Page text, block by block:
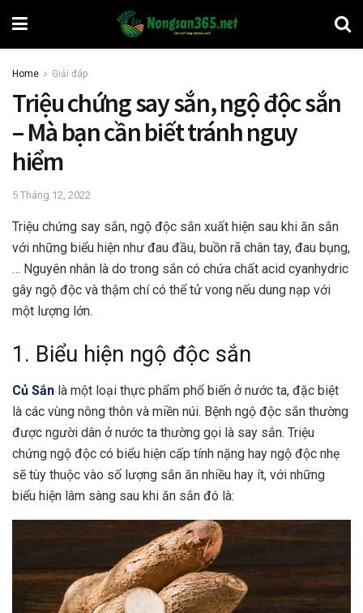
Home Giải đáp
Triệu chứng say sắn, ngộ độc sắn
– Mà bạn cần biết tránh nguy
hiểm
5 Tháng 12, 2022
Triệu chứng say sắn, ngộ độc sắn xuất hiện sau khi ăn sắn
với những biểu hiện như đau đầu, buồn rã chân tay, đau bụng,
… Nguyên nhân là do trong sắn có chứa chất acid cyanhydric
gây ngộ độc và thậm chí có thể tử vong nếu dung nạp với
một lượng lớn.
1. Biểu hiện ngộ độc sắn
Củ Sắn là một loại thực phẩm phổ biến ở nước ta, đặc biệt
là các vùng nông thôn và miền núi. Bệnh ngộ độc sắn thường
được người dân ở nước ta thường gọi là say sắn. Triệu
chứng ngộ độc có biểu hiện cấp tính nặng hay ngộ độc nhẹ
sẽ tùy thuộc vào số lượng sắn ăn nhiều hay ít, với những
biểu hiện lâm sàng sau khi ăn sắn đó là: